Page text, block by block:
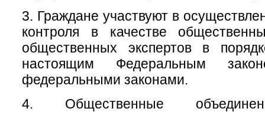
3. Граждане участвуют в
контроля в качестве
общественных экспертов в
настоящим Федеральным
федеральными законами.
4. Общественные